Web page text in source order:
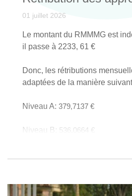
01 juillet 2026
Le montant du RMMMG est
il passe à 2233, 61 €
Donc, les rétributions
adaptées de la manière
Niveau A: 379,7137 €
Niveau B: 536,0664 €